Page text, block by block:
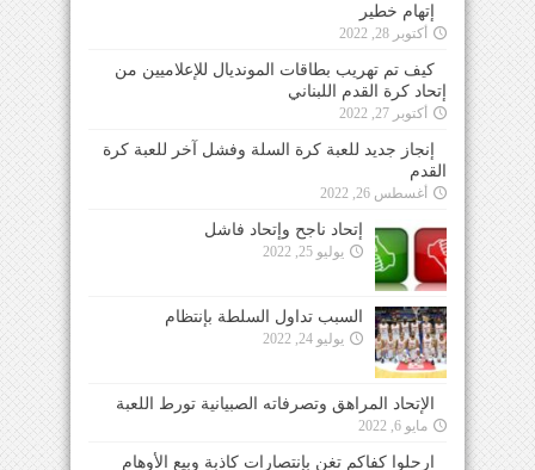
إتهام خطير
أكتوبر 28, 2022
كيف تم تهريب بطاقات المونديال للإعلاميين من
إتحاد كرة القدم اللبناني
أكتوبر 27, 2022
إنجاز جديد للعبة كرة السلة وفشل آخر للعبة كرة
القدم
أغسطس 26, 2022
إتحاد ناجح وإتحاد فاشل
يوليو 25, 2022
السبب تداول السلطة بإنتظام
يوليو 24, 2022
الإتحاد المراهق وتصرفاته الصبيانية تورط اللعبة
مايو 6, 2022
ارحلوا كفاكم تغنٍ بإنتصارات كاذبة وبيع الأوهام